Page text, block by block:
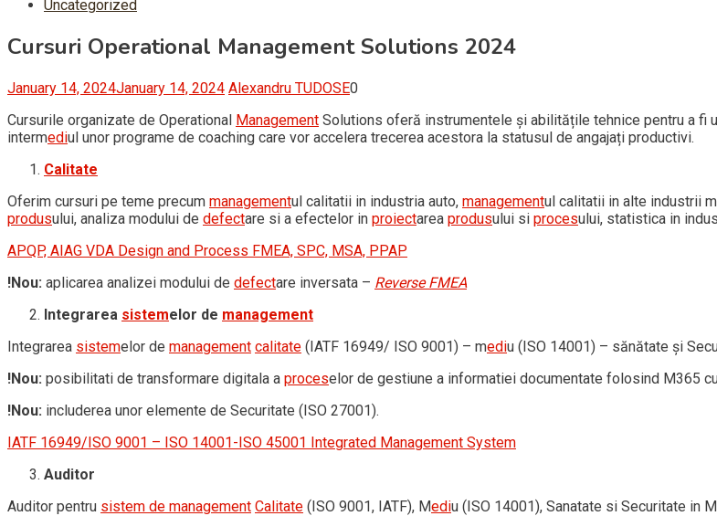
Uncategorized
Cursuri Operational Management Solutions 2024
January 14, 2024January 14, 2024 Alexandru TUDOSE0
Cursurile organizate de Operational Management Solutions oferă instrumentele și abilitățile tehnice pentru a fi
intermediul unor programe de coaching care vor accelera trecerea acestora la statusul de angajați productivi.
Calitate
Oferim cursuri pe teme precum managementul calitatii in industria auto, managementul calitatii in alte industrii
produsului, analiza modului de defectare si a efectelor in proiectarea produsului si procesului, statistica in
APQP, AIAG VDA Design and Process FMEA, SPC, MSA, PPAP
!Nou: aplicarea analizei modului de defectare inversata – Reverse FMEA
Integrarea sistemelor de management
Integrarea sistemelor de management calitate (IATF 16949/ ISO 9001) – mediu (ISO 14001) – sănătate și
!Nou: posibilitati de transformare digitala a proceselor de gestiune a informatiei documentate folosind M365
!Nou: includerea unor elemente de Securitate (ISO 27001).
IATF 16949/ISO 9001 – ISO 14001-ISO 45001 Integrated Management System
Auditor
Auditor pentru sistem de management Calitate (ISO 9001, IATF), Mediu (ISO 14001), Sanatate si Securitate in